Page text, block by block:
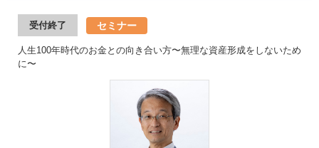
受付終了 セミナー
人生100年時代のお金との向き合い方〜無理な資産形成をしないため
に〜